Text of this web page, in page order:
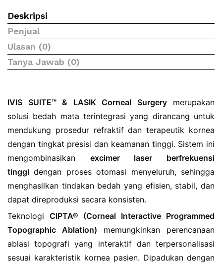
Deskripsi
Penjual
Ulasan (0)
Tanya Jawab (0)
IVIS SUITE™ & LASIK Corneal Surgerymerupakan
solusi bedah mata terintegrasi yang dirancang untuk
mendukung prosedur refraktif dan terapeutik kornea
dengan tingkat presisi dan keamanan tinggi. Sistem ini
mengombinasikan excimer laser berfrekuensi
tinggi dengan proses otomasi menyeluruh, sehingga
menghasilkan tindakan bedah yang efisien, stabil, dan
dapat direproduksi secara konsisten.
Teknologi CIPTA® (Corneal Interactive Programmed
Topographic Ablation) memungkinkan perencanaan
ablasi topografi yang interaktif dan terpersonalisasi
sesuai karakteristik kornea pasien. Dipadukan dengan